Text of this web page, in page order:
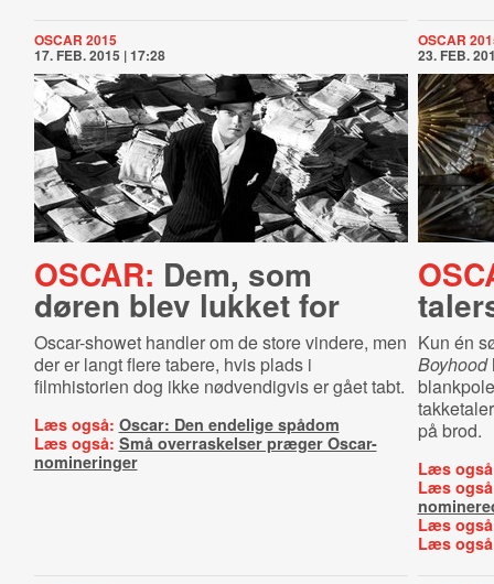
OSCAR 2015
17. FEB. 2015 | 17:28
OSCAR: Dem, som
døren blev lukket for
Oscar-showet handler om de store vindere, men
der er langt flere tabere, hvis plads i
filmhistorien dog ikke nødvendigvis er gået tabt.
Læs også: Oscar: Den endelige spådom
Læs også: Små overraskelser præger Oscar-
nomineringer
OSCAR
23. FEB.
Kun én
Boyhood
på brod.
Læs
Læs
Læs
Læs